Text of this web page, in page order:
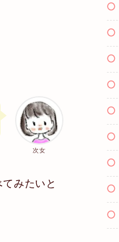
次女
みたいと